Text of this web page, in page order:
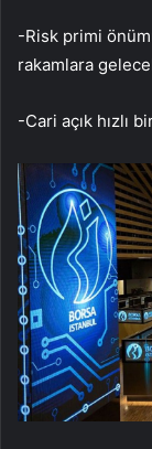
-Risk primi
rakamlara
-Cari açık hızlı